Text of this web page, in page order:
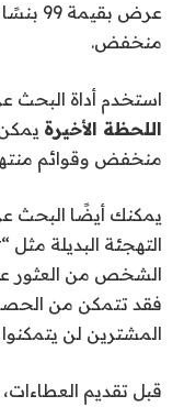
عرض
منخفض.
استخدم أداة البحث
اللحظة الأخيرة
منخفض وقوائم
يمكنك أيضًا البحث عن
الشخص من العثور
فقد تتمكن من
المشترين لن
قبل تقديم